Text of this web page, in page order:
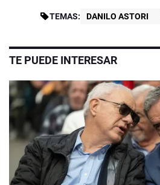
TEMAS: DANILO ASTORI
TE PUEDE INTERESAR